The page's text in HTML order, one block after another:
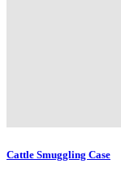
Cattle Smuggling Case